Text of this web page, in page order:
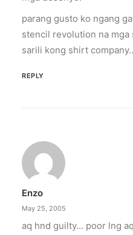
parang gusto ko ngang
stencil revolution na
sarili kong shirt
REPLY
Enzo
May 25, 2005
aq hnd guilty… poor lng